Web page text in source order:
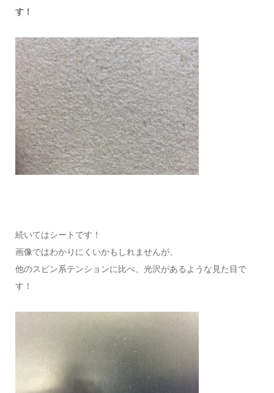
す！
続いてはシートです！
画像ではわかりにくいかもしれませんが、
他のスピン系テンションに比べ、光沢があるような見た目で
す！